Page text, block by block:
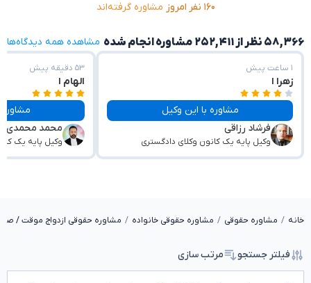
۱۶۰ نفر امروز مشاوره گرفته‌اند
۵۸,۳۶۶ نظر از ۲۵۲,۴۱۱ مشاوره انجام شده مشاهده همه دیدگاه‌ها
۱ ساعت پیش
زهرا ا
مشاوره با این وکیل
فرشاد رزاقی
وکیل پایه یک کانون وکلای دادگستری
۵۳ دقیقه پیش
الهام ا
مشاوره با این
محمد محمدی
وکیل پایه یک
خانه مشاوره حقوقی مشاوره حقوقی خانواده مشاوره حقوقی ازدواج موقت /
فیلتر جستجو مرتب سازی